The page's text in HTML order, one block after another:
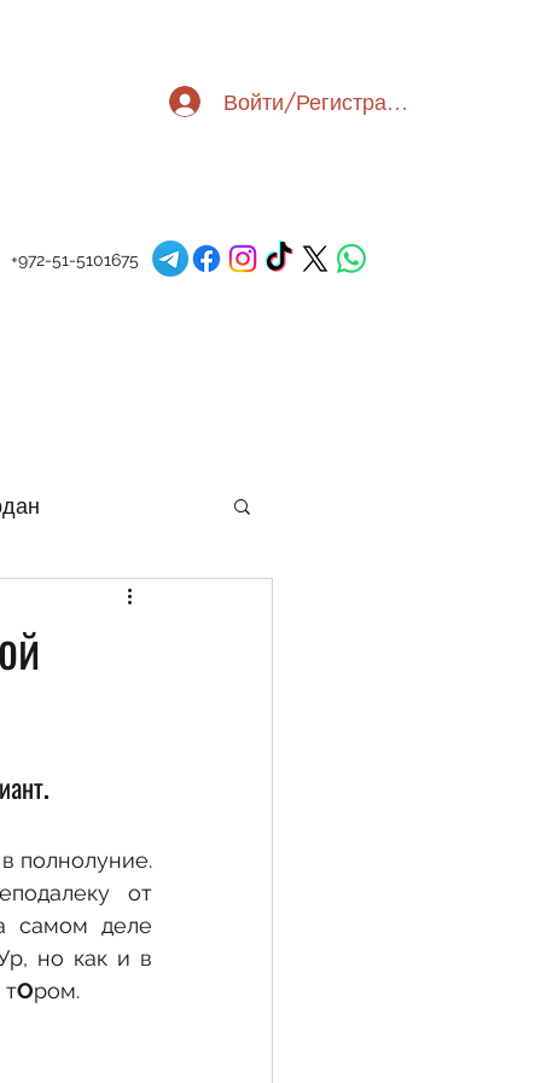
+972-51-5101675
Войти/Регистрация
Галилея
Негев и Арава
полнолуние.
от
но как и в
тОром.